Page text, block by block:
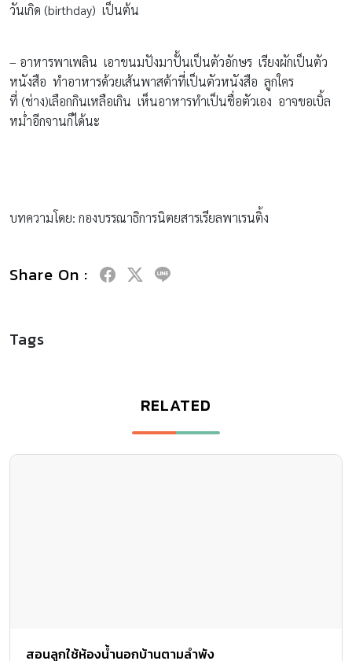
วันเกิด (birthday) เป็นต้น
– อาหารพาเพลิน เอาขนมปังมาปั้นเป็นตัวอักษร เรียงผักเป็นตัว
หนังสือ ทำอาหารด้วยเส้นพาสต้าที่เป็นตัวหนังสือ ลูกใคร
ที่ (ช่าง)เลือกกินเหลือเกิน เห็นอาหารทำเป็นชื่อตัวเอง อาจขอเบิ้ล
หม่ำอีกจานก็ได้นะ
บทความโดย: กองบรรณาธิการนิตยสารเรียลพาเรนติ้ง
Share On :
Tags
RELATED
สอนลูกใช้ห้องน้ำนอกบ้านตามลำพัง